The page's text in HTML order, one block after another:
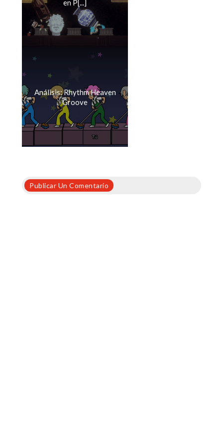
en P[...]
Análisis: Rhythm Heaven
Groove
Publicar Un Comentario